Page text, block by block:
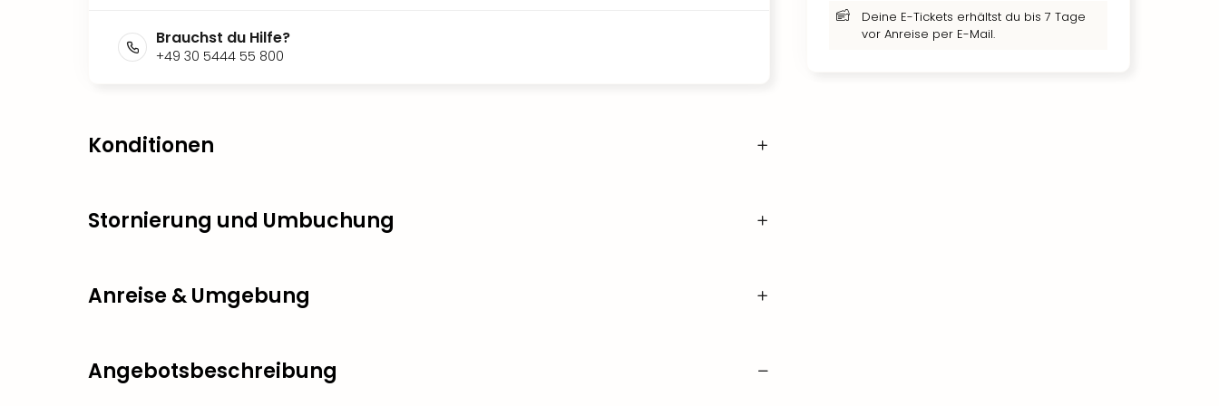
Deine E-Tickets erhältst du bis 7 Tage
vor Anreise per E-Mail.
Brauchst du Hilfe?
+49 30 5444 55 800
Konditionen
Stornierung und Umbuchung
Anreise & Umgebung
Angebotsbeschreibung